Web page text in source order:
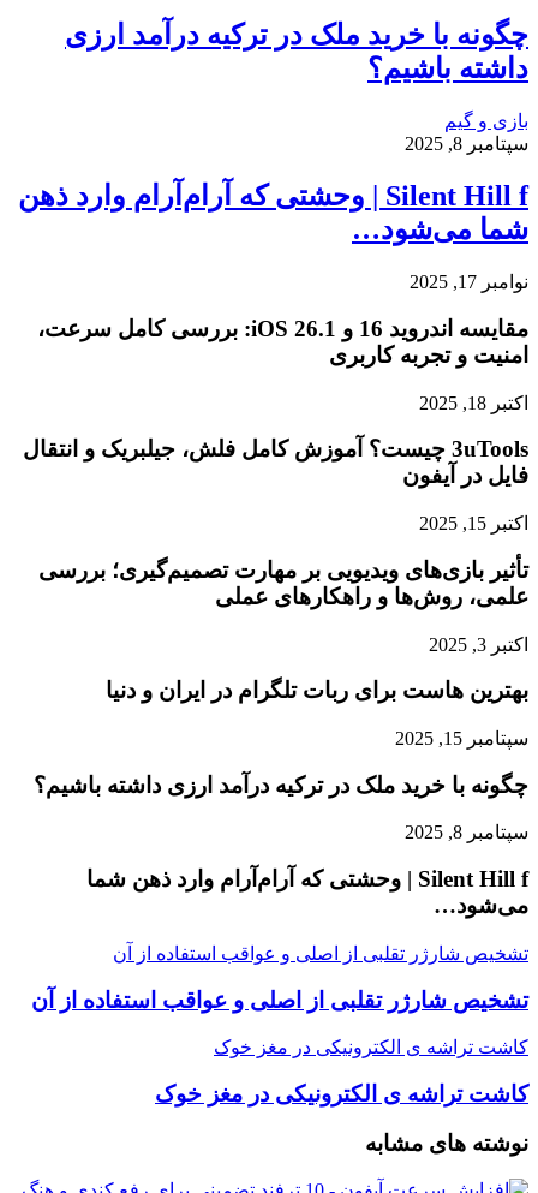
چگونه با خرید ملک در ترکیه درآمد ارزی
داشته باشیم؟
بازی و گیم
سپتامبر 8, 2025
Silent Hill f | وحشتی که آرام‌آرام وارد ذهن
شما می‌شود…
نوامبر 17, 2025
مقایسه اندروید 16 و iOS 26.1: بررسی کامل سرعت،
امنیت و تجربه کاربری
اکتبر 18, 2025
3uTools چیست؟ آموزش کامل فلش، جیلبریک و انتقال
فایل در آیفون
اکتبر 15, 2025
تأثیر بازی‌های ویدیویی بر مهارت تصمیم‌گیری؛ بررسی
علمی، روش‌ها و راهکارهای عملی
اکتبر 3, 2025
بهترین هاست برای ربات تلگرام در ایران و دنیا
سپتامبر 15, 2025
چگونه با خرید ملک در ترکیه درآمد ارزی داشته باشیم؟
سپتامبر 8, 2025
Silent Hill f | وحشتی که آرام‌آرام وارد ذهن شما
می‌شود…
تشخیص شارژر تقلبی از اصلی و عواقب استفاده از آن
تشخیص شارژر تقلبی از اصلی و عواقب استفاده از آن
کاشت تراشه ی الکترونیکی در مغز خوک
کاشت تراشه ی الکترونیکی در مغز خوک
نوشته های مشابه